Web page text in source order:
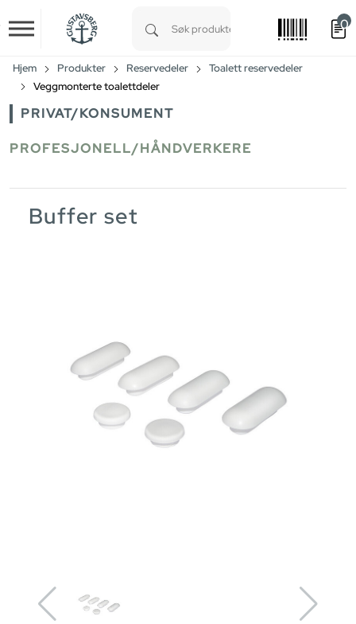
Skip to main content
0
Hjem Produkter Reservedeler
Toalett reservedeler
Veggmonterte toalettdeler
PRIVAT/KONSUMENT
PROFESJONELL/HÅNDVERKERE
Buffer set